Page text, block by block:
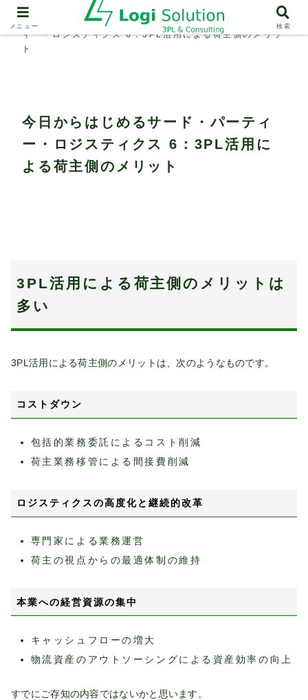
3PL
今日からはじめるサード・パーテ
ィー・ロジスティクス 6：3PL活用による荷主側のメリッ
ト
今日からはじめるサード・パーティ
ー・ロジスティクス 6：3PL活用に
よる荷主側のメリット
3PL活用による荷主側のメリットは
多い
3PL活用による荷主側のメリットは、次のようなものです。
コストダウン
包括的業務委託によるコスト削減
荷主業務移管による間接費削減
ロジスティクスの高度化と継続的改革
専門家による業務運営
荷主の視点からの最適体制の維持
本業への経営資源の集中
キャッシュフローの増大
物流資産のアウトソーシングによる資産効率の向上
すでにご存知の内容ではないかと思います。
メニュー 検索